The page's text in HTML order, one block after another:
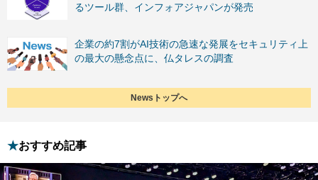
るツール群、インフォアジャパンが発売
企業の約7割がAI技術の急速な発展をセキュリティ上
の最大の懸念点に、仏タレスの調査
Newsトップへ
おすすめ記事